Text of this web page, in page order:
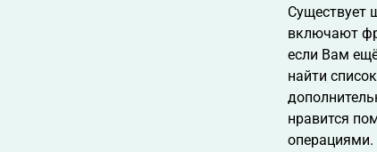
Существует
включают
если Вам
найти
нравится
операциями.